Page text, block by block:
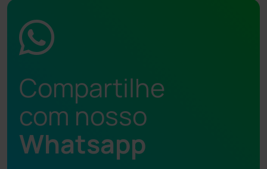
Compartilhe
com nosso
Whatsapp